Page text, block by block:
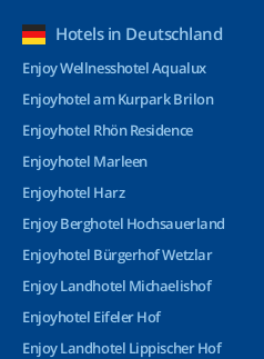
Hotels in Deutschland
Enjoy Wellnesshotel Aqualux
Enjoyhotel am Kurpark Brilon
Enjoyhotel Rhön Residence
Enjoyhotel Marleen
Enjoyhotel Harz
Enjoy Berghotel Hochsauerland
Enjoyhotel Bürgerhof Wetzlar
Enjoy Landhotel Michaelishof
Enjoyhotel Eifeler Hof
Enjoy Landhotel Lippischer Hof